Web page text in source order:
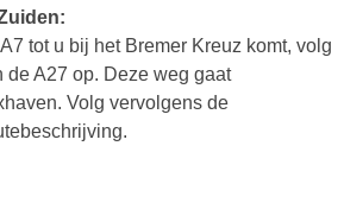
tot u bij het Bremer Kreuz komt, volg
de A27 op. Deze weg gaat
Volg vervolgens de